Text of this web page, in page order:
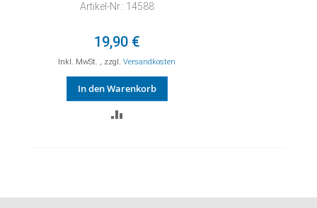
Artikel-Nr.: 14588
19,90 €
Inkl. MwSt. , zzgl. Versandkosten
In den Warenkorb